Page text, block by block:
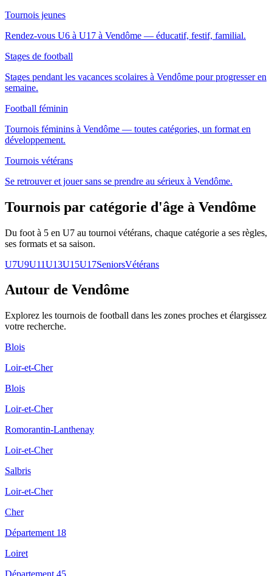
Tournois jeunes
Rendez-vous U6 à U17 à Vendôme — éducatif, festif, familial.
Stages de football
Stages pendant les vacances scolaires à Vendôme pour progresser en
semaine.
Football féminin
Tournois féminins à Vendôme — toutes catégories, un format en
développement.
Tournois vétérans
Se retrouver et jouer sans se prendre au sérieux à Vendôme.
Tournois par catégorie d'âge à Vendôme
Du foot à 5 en U7 au tournoi vétérans, chaque catégorie a ses règles,
ses formats et sa saison.
U7U9U11U13U15U17SeniorsVétérans
Autour de Vendôme
Explorez les tournois de football dans les zones proches et élargissez
votre recherche.
Blois
Loir-et-Cher
Blois
Loir-et-Cher
Romorantin-Lanthenay
Loir-et-Cher
Salbris
Loir-et-Cher
Cher
Département 18
Loiret